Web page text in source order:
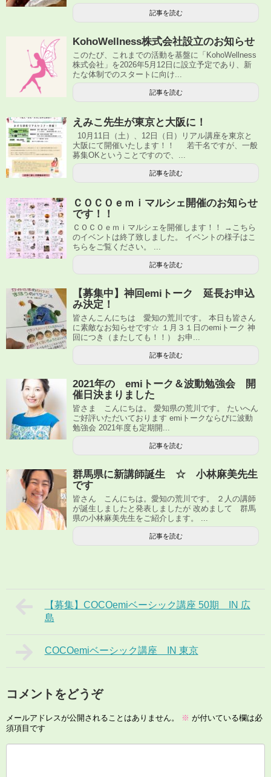
記事を読む
KohoWellness株式会社設立のお知らせ
このたび、これまでの活動を基盤に「KohoWellness
株式会社」を2026年5月12日に設立予定であり、新
たな体制でのスタートに向け...
記事を読む
えみこ先生が東京と大阪に！
10月11日（土）、12日（日）リアル講座を東京と
大阪にて開催いたします！！ 若干名ですが、一般
募集OKということですので、...
記事を読む
ＣＯＣＯｅｍｉマルシェ開催のお知らせ
です！！
ＣＯＣＯｅｍｉマルシェを開催します！！ →こちら
のイベントは終了致しました。 イベントの様子はこ
ちらをご覧ください。 ...
記事を読む
【募集中】神回emiトーク 延長お申込
み決定！
皆さんこんにちは 愛知の荒川です。 本日も皆さん
に素敵なお知らせです☆ １月３１日のemiトーク 神
回につき（またしても！！） お申...
記事を読む
2021年の emiトーク＆波動勉強会 開
催日決まりました
皆さま こんにちは。 愛知県の荒川です。 たいへん
ご好評いただいております emiトークならびに波動
勉強会 2021年度も定期開...
記事を読む
群馬県に新講師誕生 ☆ 小林麻美先生
です
皆さん こんにちは。愛知の荒川です。 ２人の講師
が誕生しましたと発表しましたが 改めまして 群馬
県の小林麻美先生をご紹介します。 ...
記事を読む
【募集】COCOemiベーシック講座 50期 IN 広
島
COCOemiベーシック講座 IN 東京
コメントをどうぞ
メールアドレスが公開されることはありません。 ※ が付いている欄は必
須項目です